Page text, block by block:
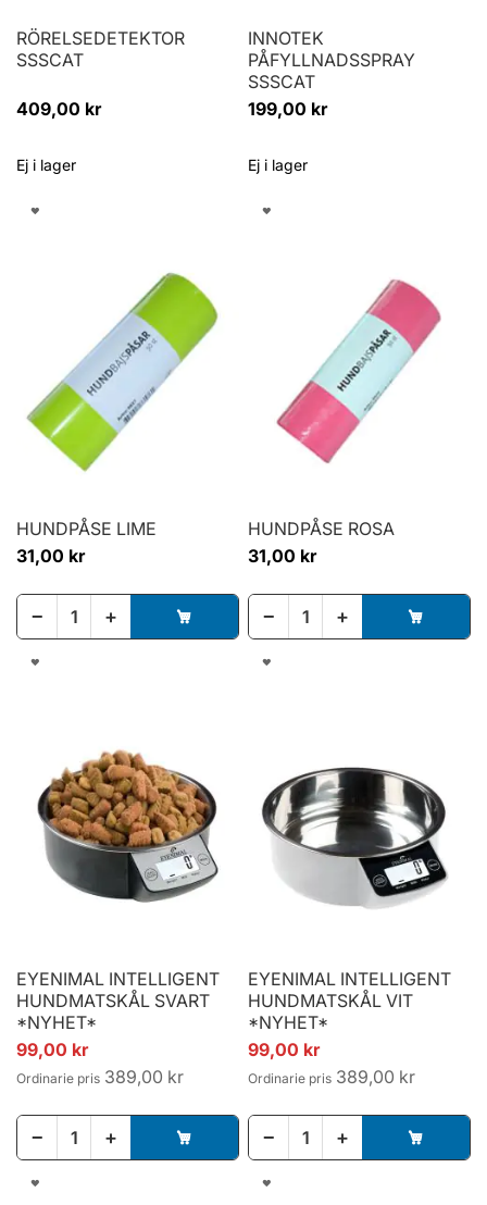
RÖRELSEDETEKTOR
SSSCAT
409,00 kr
Ej i lager
ÖNSKELISTA
INNOTEK
PÅFYLLNADSSPRAY
SSSCAT
199,00 kr
Ej i lager
ÖNSKELISTA
HUNDPÅSE LIME
31,00 kr
− +
ÖNSKELISTA
HUNDPÅSE ROSA
31,00 kr
− +
ÖNSKELISTA
EYENIMAL INTELLIGENT
HUNDMATSKÅL SVART
*NYHET*
Specialpris
99,00 kr
Ordinarie pris 389,00 kr
− +
EYENIMAL INTELLIGENT
HUNDMATSKÅL VIT
*NYHET*
Specialpris
99,00 kr
Ordinarie pris 389,00 kr
− +